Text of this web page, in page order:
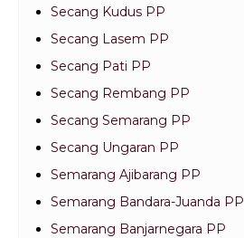
Secang Kudus PP
Secang Lasem PP
Secang Pati PP
Secang Rembang PP
Secang Semarang PP
Secang Ungaran PP
Semarang Ajibarang PP
Semarang Bandara-Juanda PP
Semarang Banjarnegara PP